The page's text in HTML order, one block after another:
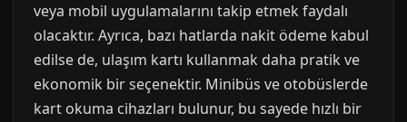
veya mobil uygulamalarını takip etmek faydalı
olacaktır. Ayrıca, bazı hatlarda nakit ödeme kabul
edilse de, ulaşım kartı kullanmak daha pratik ve
ekonomik bir seçenektir. Minibüs ve otobüslerde
kart okuma cihazları bulunur, bu sayede hızlı bir